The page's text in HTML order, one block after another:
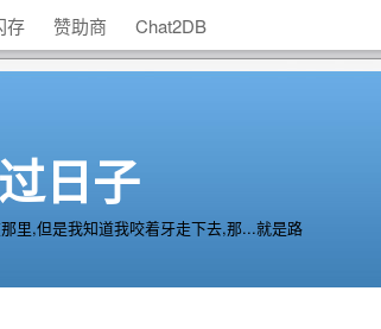
存 赞助商 Chat2DB
日子
里,但是我知道我咬着牙走下去,那...就是路